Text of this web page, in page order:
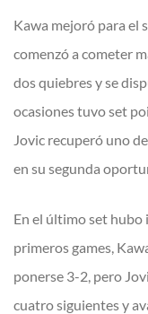
Kawa mejoró para el
comenzó a cometer
dos quiebres y se
ocasiones tuvo set
Jovic recuperó uno
en su segunda
En el último set hubo
primeros games,
ponerse 3-2, pero
cuatro siguientes y